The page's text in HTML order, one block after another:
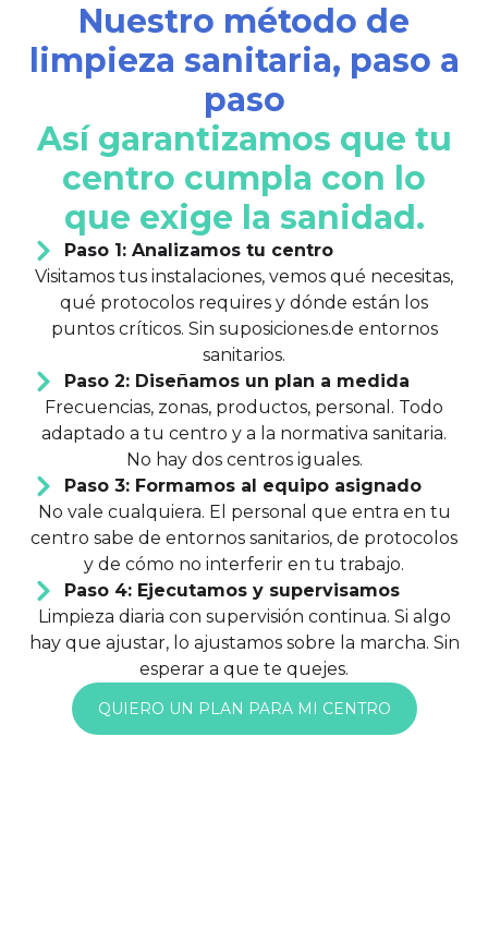
Nuestro método de
limpieza sanitaria, paso a
paso
Así garantizamos que tu
centro cumpla con lo
que exige la sanidad.
Paso 1: Analizamos tu centro
Visitamos tus instalaciones, vemos qué necesitas,
qué protocolos requires y dónde están los
puntos críticos. Sin suposiciones.de entornos
sanitarios.
Paso 2: Diseñamos un plan a medida
Frecuencias, zonas, productos, personal. Todo
adaptado a tu centro y a la normativa sanitaria.
No hay dos centros iguales.
Paso 3: Formamos al equipo asignado
No vale cualquiera. El personal que entra en tu
centro sabe de entornos sanitarios, de protocolos
y de cómo no interferir en tu trabajo.
Paso 4: Ejecutamos y supervisamos
Limpieza diaria con supervisión continua. Si algo
hay que ajustar, lo ajustamos sobre la marcha. Sin
esperar a que te quejes.
QUIERO UN PLAN PARA MI CENTRO